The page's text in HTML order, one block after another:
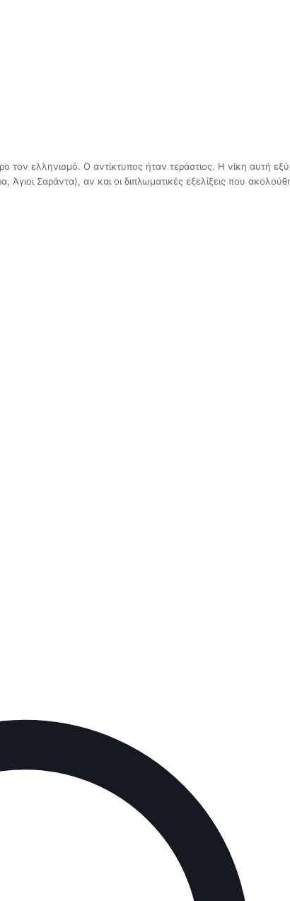
ελληνισμό. Ο αντίκτυπος ήταν τεράστιος. Η νίκη αυτή
Σαράντα), αν και οι διπλωματικές εξελίξεις που